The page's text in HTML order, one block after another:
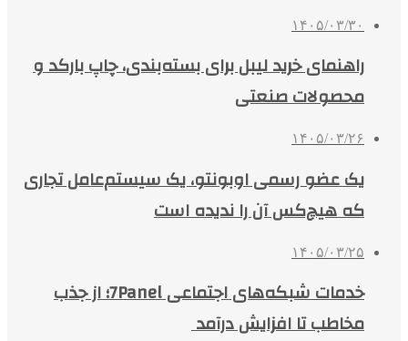
۱۴۰۵/۰۳/۳۰
راهنمای خرید لیبل برای بسته‌بندی، چاپ بارکد و
محصولات صنعتی
۱۴۰۵/۰۳/۲۶
یک عضو رسمی اوبونتو، یک سیستم‌عامل تجاری
که هیچ‌کس آن را ندیده است
۱۴۰۵/۰۳/۲۵
خدمات شبکه‌های اجتماعی 7Panel؛ از جذب
مخاطب تا افزایش درآمد